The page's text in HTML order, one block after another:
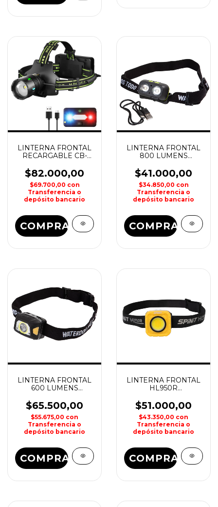
LINTERNA FRONTAL
RECARGABLE CB-
$82.000,00
$69.700,00 con
Transferencia o
depósito bancario
COMPRAR
LINTERNA FRONTAL
800 LUMENS
WATERDOG
$41.000,00
$34.850,00 con
Transferencia o
depósito bancario
COMPRAR
LINTERNA FRONTAL
600 LUMENS
WATERDOG
$65.500,00
$55.675,00 con
Transferencia o
depósito bancario
COMPRAR
LINTERNA FRONTAL
HL950R
$51.000,00
$43.350,00 con
Transferencia o
depósito bancario
COMPRAR